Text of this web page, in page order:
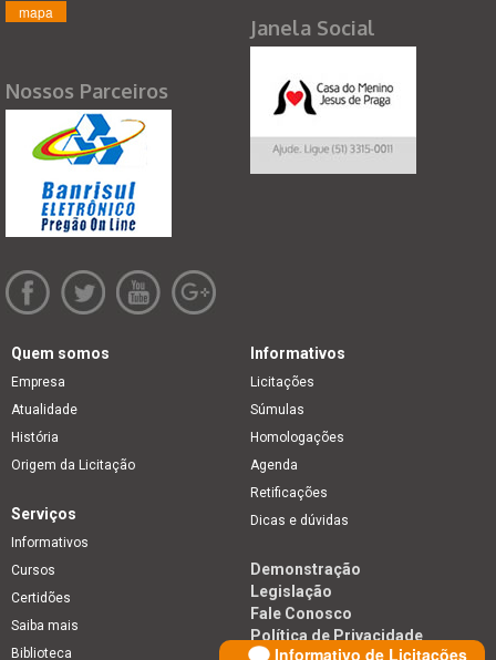
Informativo de Licitações
mapa
Nossos Parceiros
Janela Social
Quem somos
Empresa
Atualidade
História
Origem da Licitação
Informativos
Licitações
Súmulas
Homologações
Agenda
Retificações
Dicas e dúvidas
Serviços
Informativos
Cursos
Certidões
Saiba mais
Biblioteca
Demonstração
Legislação
Fale Conosco
Política de Privacidade